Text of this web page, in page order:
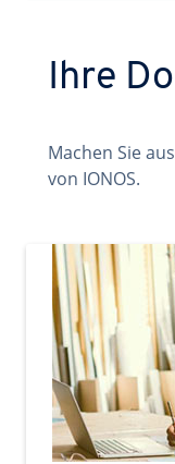
Ihre
Machen Sie
von IONOS.